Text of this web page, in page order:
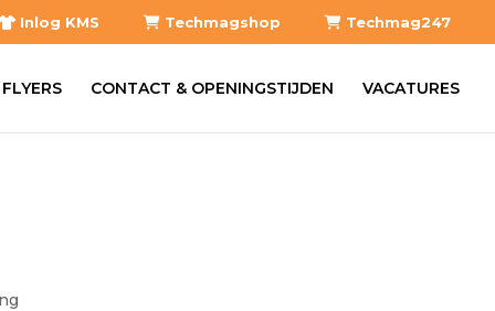
Inlog KMS Techmagshop Techmag247
CONTACT & OPENINGSTIJDEN VACATURES